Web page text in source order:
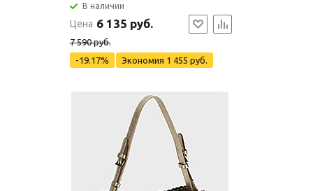
В наличии
Цена 6 135 руб.
7 590 руб.
-19.17%
Экономия 1 455 руб.